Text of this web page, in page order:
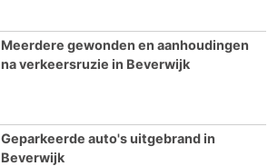
Meerdere gewonden en aanhoudingen
na verkeersruzie in Beverwijk
Geparkeerde auto's uitgebrand in
Beverwijk